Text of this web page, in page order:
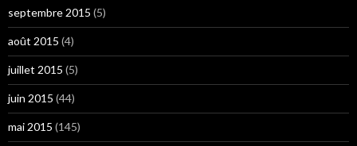
septembre 2015 (5)
août 2015 (4)
juillet 2015 (5)
juin 2015 (44)
mai 2015 (145)